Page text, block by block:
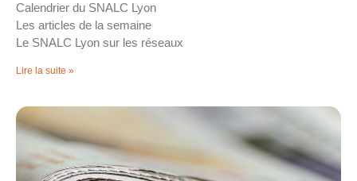
Calendrier du SNALC Lyon
Les articles de la semaine
Le SNALC Lyon sur les réseaux
Lire la suite »